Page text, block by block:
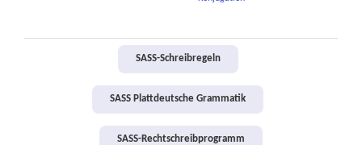
SASS-Schreibregeln
SASS Plattdeutsche Grammatik
SASS-Rechtschreibprogramm